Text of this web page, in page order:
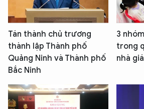
Tán thành chủ trương
thành lập Thành phố
Quảng Ninh và Thành phố
Bắc Ninh
3
trong
nhà